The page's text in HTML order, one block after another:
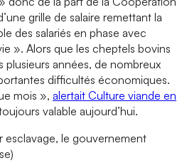
grille de salaire remettant la
des salariés en phase avec
». Alors que les cheptels bovins
années, de nombreux
difficultés économiques.
mois », alertait Culture viande en
valable aujourd’hui.
esclavage, le gouvernement